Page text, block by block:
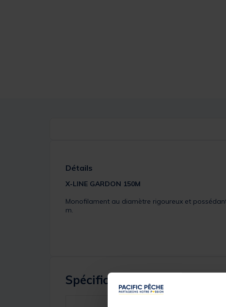
Détails
X-LINE GARDON 150M
Monofilament au diamètre rigoureux et
m.
Spécifications